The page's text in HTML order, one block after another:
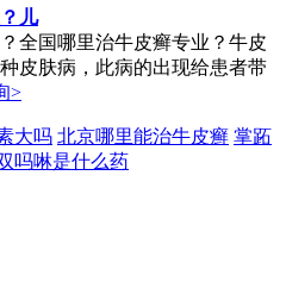
儿
全国哪里治牛皮癣专业？牛皮
皮肤病，此病的出现给患者带
>
大吗 北京哪里能治牛皮癣 掌跖
吗啉是什么药